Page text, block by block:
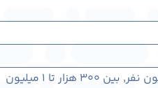
,
بین ۳۰۰ هزار تا ۱ میلیون